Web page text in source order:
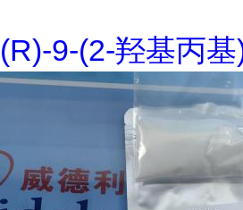
(R)-9-(2-羟基丙